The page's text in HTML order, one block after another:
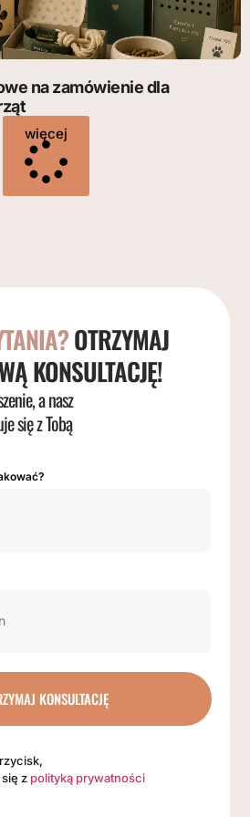
na zamówienie dla
więcej
OTRZYMAJ
KONSULTACJĘ!
a nasz
się z Tobą
KONSULTACJĘ
z polityką prywatności